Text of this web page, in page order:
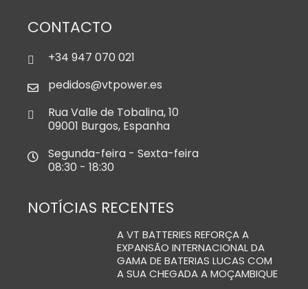
CONTACTO
+34 947 070 021
pedidos@vtpower.es
Rua Valle de Tobalina, 10
09001 Burgos, Espanha
Segunda-feira - Sexta-feira
08:30 - 18:30
NOTÍCIAS RECENTES
A VT BATTERIES REFORÇA A
EXPANSÃO INTERNACIONAL DA
GAMA DE BATERIAS LUCAS COM
A SUA CHEGADA A MOÇAMBIQUE